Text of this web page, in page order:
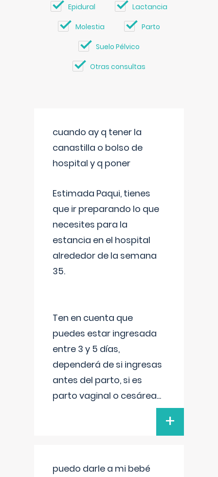
Epidural Lactancia
Molestia Parto
Suelo Pélvico
Otras consultas
cuando ay q tener la
canastilla o bolso de
hospital y q poner
Estimada Paqui, tienes
que ir preparando lo que
necesites para la
estancia en el hospital
alrededor de la semana
35.
Ten en cuenta que
puedes estar ingresada
entre 3 y 5 días,
dependerá de si ingresas
antes del parto, si es
parto vaginal o cesárea...
+
puedo darle a mi bebé